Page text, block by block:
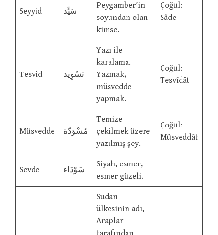
Seyyid سَيِّد
Peygamber’in
soyundan olan
kimse.
Çoğul:
Sâde
Tesvîd تَسْوِيد
Yazı ile
karalama.
Yazmak,
müsvedde
yapmak.
Çoğul:
Tesvîdât
Müsvedde مُسْوَدَّة
Temize
çekilmek üzere
yazılmış şey.
Çoğul:
Müsveddât
Sevde سَوْدَاء
Siyah, esmer,
esmer güzeli.
Sudan
ülkesinin adı,
Araplar
tarafından